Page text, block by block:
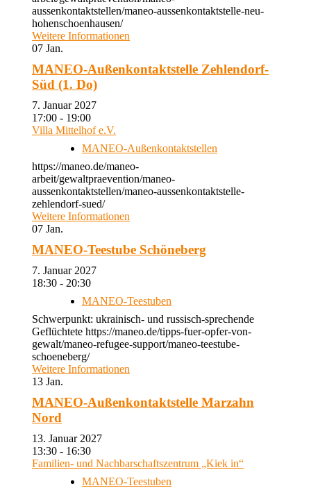
aussenkontaktstellen/maneo-aussenkontaktstelle-neu-
hohenschoenhausen/
Weitere Informationen
07 Jan.
MANEO-Außenkontaktstelle Zehlendorf-
Süd (1. Do)
7. Januar 2027
17:00 - 19:00
Villa Mittelhof e.V.
MANEO-Außenkontaktstellen
https://maneo.de/maneo-
arbeit/gewaltpraevention/maneo-
aussenkontaktstellen/maneo-aussenkontaktstelle-
zehlendorf-sued/
Weitere Informationen
07 Jan.
MANEO-Teestube Schöneberg
7. Januar 2027
18:30 - 20:30
MANEO-Teestuben
Schwerpunkt: ukrainisch- und russisch-sprechende
Geflüchtete https://maneo.de/tipps-fuer-opfer-von-
gewalt/maneo-refugee-support/maneo-teestube-
schoeneberg/
Weitere Informationen
13 Jan.
MANEO-Außenkontaktstelle Marzahn
Nord
13. Januar 2027
13:30 - 16:30
Familien- und Nachbarschaftszentrum „Kiek in“
MANEO-Teestuben